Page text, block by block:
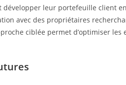
développer leur portefeuille client
avec des propriétaires
ciblée permet d’optimiser les